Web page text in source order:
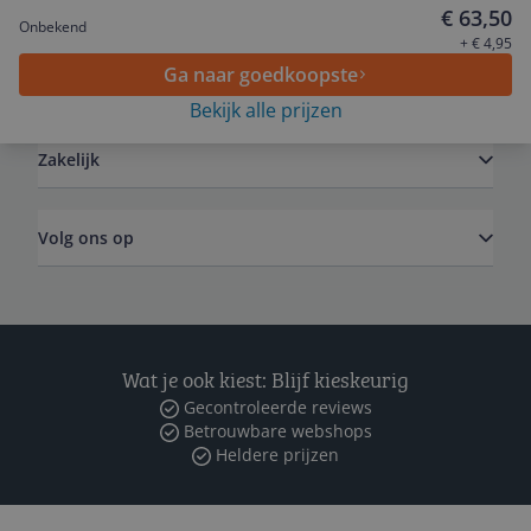
Onbekend € 63,50
+ € 4,95
Ga naar goedkoopste
Bekijk alle prijzen
Zakelijk
Volg ons op
Wat je ook kiest: Blijf kieskeurig
Gecontroleerde reviews
Betrouwbare webshops
Heldere prijzen